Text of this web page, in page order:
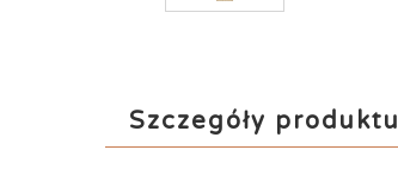
Szczegóły produktu